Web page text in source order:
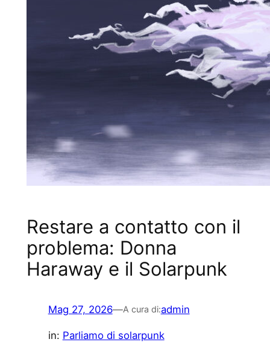
Restare a contatto con il
problema: Donna
Haraway e il Solarpunk
Mag 27, 2026—A cura di:admin
in: Parliamo di solarpunk